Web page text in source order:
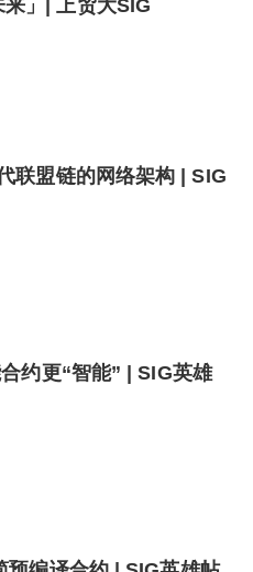
」| 上贸大SIG
联盟链的网络架构 | SIG
约更“智能” | SIG英雄